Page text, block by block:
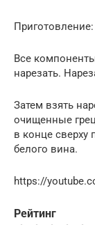
Приготовление:
Все
нарезать.
Затем взять
очищенные
в конце
белого вина.
https://
Рейтинг